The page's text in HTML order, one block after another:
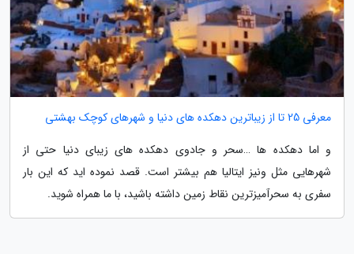
معرفی 25 تا از زیباترین دهکده های دنیا و شهرهای کوچک بهشتی
و اما دهکده ها …سحر و جادوی دهکده های زیبای دنیا حتی از
شهرهایی مثل ونیز ایتالیا هم بیشتر است. قصد نموده اید که این بار
سفری به سحرآمیزترین نقاط زمین داشته باشید، با ما همراه شوید.